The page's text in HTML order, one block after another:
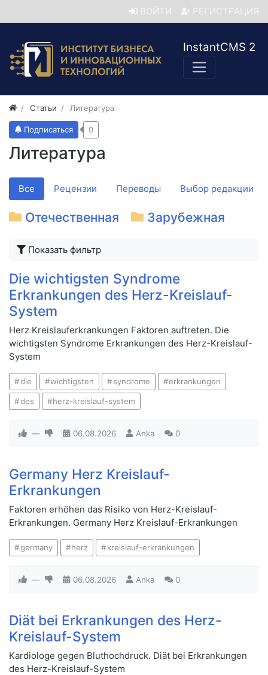
ВОЙТИ РЕГИСТРАЦИЯ
InstantCMS 2
Статьи Литература
Литература
Подписаться 0
Все Рецензии Переводы Выбор редакции
Отечественная Зарубежная
Показать фильтр
Die wichtigsten Syndrome
Erkrankungen des Herz-Kreislauf-
System
Herz Kreislauferkrankungen Faktoren auftreten. Die
wichtigsten Syndrome Erkrankungen des Herz-Kreislauf-
System
die wichtigsten syndrome erkrankungen
des herz-kreislauf-system
— 06.08.2026 Anka 0
Germany Herz Kreislauf-
Erkrankungen
Faktoren erhöhen das Risiko von Herz-Kreislauf-
Erkrankungen. Germany Herz Kreislauf-Erkrankungen
germany herz kreislauf-erkrankungen
— 06.08.2026 Anka 0
Diät bei Erkrankungen des Herz-
Kreislauf-System
Kardiologe gegen Bluthochdruck. Diät bei Erkrankungen
des Herz-Kreislauf-System